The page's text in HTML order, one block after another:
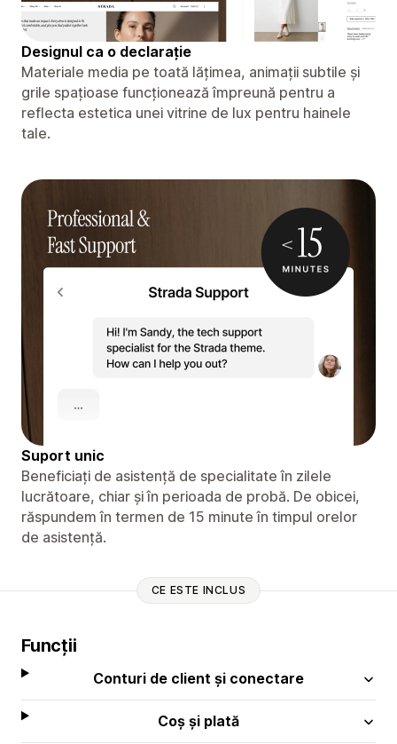
Designul ca o declarație
Materiale media pe toată lățimea, animații subtile și
grile spațioase funcționează împreună pentru a
reflecta estetica unei vitrine de lux pentru hainele
tale.
Suport unic
Beneficiați de asistență de specialitate în zilele
lucrătoare, chiar și în perioada de probă. De obicei,
răspundem în termen de 15 minute în timpul orelor
de asistență.
CE ESTE INCLUS
Funcții
Conturi de client și conectare
Coș și plată